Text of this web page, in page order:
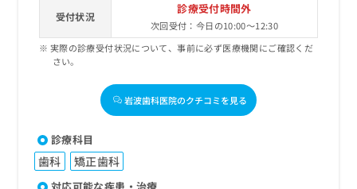
受付状況
診療受付時間外
次回受付：今日の10:00～12:30
実際の診療受付状況について、事前に必ず医療機関にご確認くだ
さい。
岩波歯科医院のクチコミを見る
診療科目
歯科 矯正歯科